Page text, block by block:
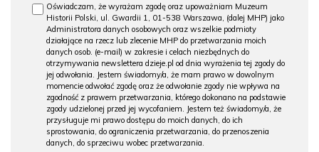
Oświadczam, że wyrażam zgodę oraz upoważniam Muzeum
Historii Polski, ul. Gwardii 1, 01-538 Warszawa, (dalej MHP) jako
Administratora danych osobowych oraz wszelkie podmioty
działające na rzecz lub zlecenie MHP do przetwarzania moich
danych osob. (e-mail) w zakresie i celach niezbędnych do
otrzymywania newslettera dzieje.pl od dnia wyrażenia tej zgody do
jej odwołania. Jestem świadomy/a, że mam prawo w dowolnym
momencie odwołać zgodę oraz że odwołanie zgody nie wpływa na
zgodność z prawem przetwarzania, którego dokonano na podstawie
zgody udzielonej przed jej wycofaniem. Jestem też świadomy/a, że
przysługuje mi prawo dostępu do moich danych, do ich
sprostowania, do ograniczenia przetwarzania, do przenoszenia
danych, do sprzeciwu wobec przetwarzania.